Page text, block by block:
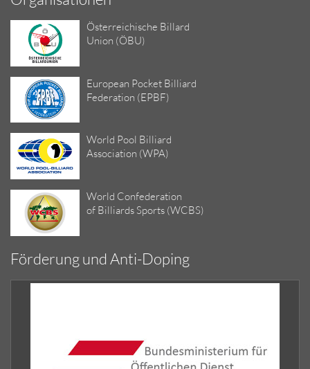
Österreichische Billard
Union (ÖBU)
European Pocket Billiard
Federation (EPBF)
World Pool Billiard
Association (WPA)
World Confederation
of Billiards Sports (WCBS)
Förderung und Anti-Doping